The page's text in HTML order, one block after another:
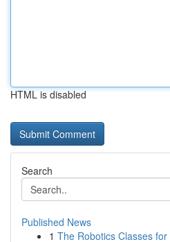
HTML is disabled
Search
Published News
1 The Robotics Classes